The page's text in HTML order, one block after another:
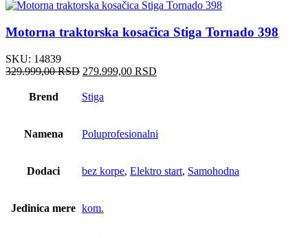
Motorna traktorska kosačica Stiga Tornado 398
SKU: 14839
329.999,00RSD Оригинална
је
279.999,00 RSD
Brend Stiga
Namena Poluprofesionalni
Dodaci bez korpe, Elektro start, Samohodna
Jedinica mere kom.